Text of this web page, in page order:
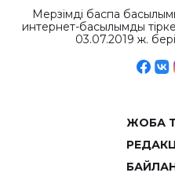
Мерзімді баспа
интернет-басылымды
03.07.2019 ж.
ЖОБА